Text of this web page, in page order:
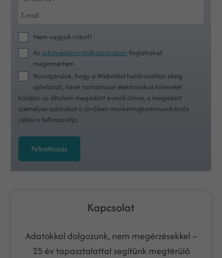
Nem vagyok robot!
Azadatvédelmi tájékoztatóban foglaltakat
megismertem
Hozzájárulok, hogy a Weboldal határozatlan ideig
ajánlatait, híreit tartalmazó elektronikus hírlevelet
küldjön az általam megadott e-mail címre, a megadott
személyes adatokat a jövőben marketingkommunikációs
céljaira felhasználja.
Feliratkozás
Kapcsolat
Adatokkal dolgozunk, nem megérzésekkel –
25 év tapasztalattal segítünk megtérülő